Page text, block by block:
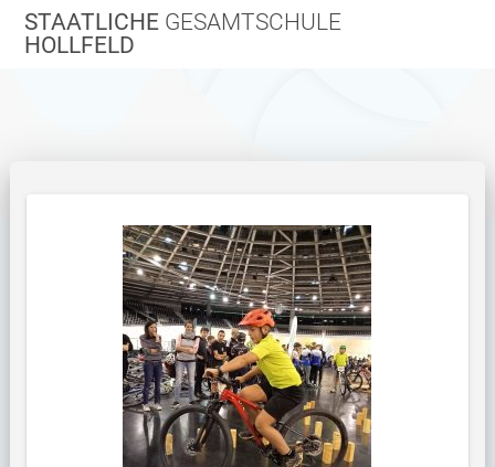
Zum
Inhalt
STAATLICHE GESAMTSCHULE
HOLLFELD